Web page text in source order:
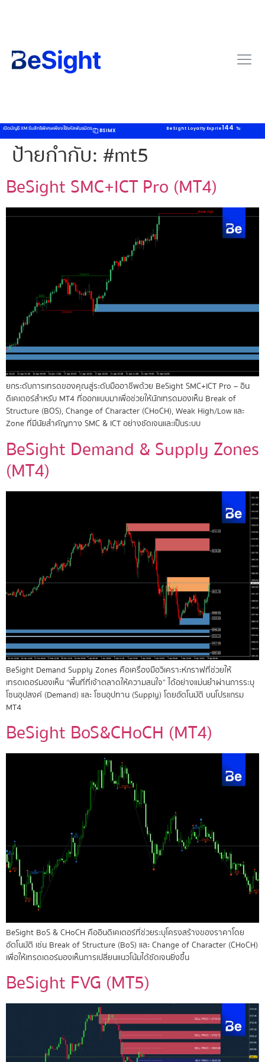
เปิดบัญชี XM รับสิทธิพิเศษเพียงใช้รหัสพันธมิตร BSIMX BeSight Loyalty Exprie144 วัน
ป้ายกำกับ: #mt5
BeSight SMC+ICT Pro (MT4)
ยกระดับการเทรดของคุณสู่ระดับมืออาชีพด้วย BeSight SMC+ICT Pro – อิน
ดิเคเตอร์สำหรับ MT4 ที่ออกแบบมาเพื่อช่วยให้นักเทรดมองเห็น Break of
Structure (BOS), Change of Character (CHoCH), Weak High/Low และ
Zone ที่มีนัยสำคัญทาง SMC & ICT อย่างชัดเจนและเป็นระบบ
BeSight Demand & Supply Zones
(MT4)
BeSight Demand Supply Zones คือเครื่องมือวิเคราะห์กราฟที่ช่วยให้
เทรดเดอร์มองเห็น “พื้นที่ที่เจ้าตลาดให้ความสนใจ” ได้อย่างแม่นยำผ่านการระบุ
โซนอุปสงค์ (Demand) และ โซนอุปทาน (Supply) โดยอัตโนมัติ บนโปรแกรม
MT4
BeSight BoS&CHoCH (MT4)
BeSight BoS & CHoCH คืออินดิเคเตอร์ที่ช่วยระบุโครงสร้างของราคาโดย
อัตโนมัติ เช่น Break of Structure (BoS) และ Change of Character (CHoCH)
เพื่อให้เทรดเดอร์มองเห็นการเปลี่ยนแนวโน้มได้ชัดเจนยิ่งขึ้น
BeSight FVG (MT5)